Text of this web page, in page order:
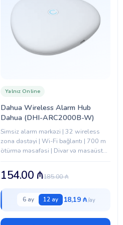
Dahua Wireless Alarm Hub
Dahua (DHI-ARC2000B-W)
Yalnız Online
Simsiz alarm mərkəzi | 32 wireless
zona dəstəyi | Wi-Fi bağlantı | 700 m
ötürmə məsafəsi | Divar və masaüstü
185.00₼
154.00 ₼
6 ay 12 ay 18,19 ₼